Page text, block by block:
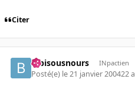
Citer
bibisousnours INpactien
Posté(e) le 21 janvier 200422 a